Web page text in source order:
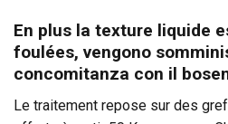
En plus la texture liquide
foulées, vengono
concomitanza con il
Le traitement repose sur des